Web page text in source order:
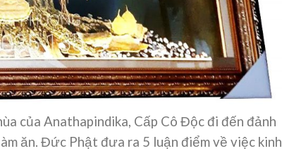
của Anathapindika, Cấp Cô Độc đi đến đảnh
ăn. Đức Phật đưa ra 5 luận điểm về việc kinh